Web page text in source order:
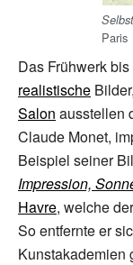
Paris
Das Frühwerk
realistische
Salon ausstellen
Claude Monet,
Beispiel seiner
Impression,
Havre, welche
So entfernte er
Kunstakademien